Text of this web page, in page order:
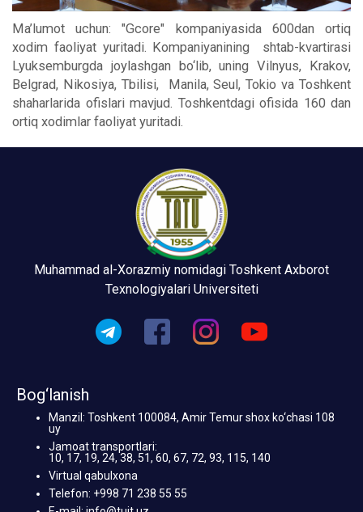
Ma’lumot uchun: "Gcore" kompaniyasida 600dan ortiq
xodim faoliyat yuritadi. Kompaniyanining shtab-kvartirasi
Lyuksemburgda joylashgan bo‘lib, uning Vilnyus, Krakov,
Belgrad, Nikosiya, Tbilisi, Manila, Seul, Tokio va Toshkent
shaharlarida ofislari mavjud. Toshkentdagi ofisida 160 dan
ortiq xodimlar faoliyat yuritadi.
Muhammad al-Xorazmiy nomidagi Toshkent Axborot
Texnologiyalari Universiteti
Bog‘lanish
Manzil: Toshkent 100084, Amir Temur shox ko‘chasi 108
uy
Jamoat transportlari:
10, 17, 19, 24, 38, 51, 60, 67, 72, 93, 115, 140
Virtual qabulxona
Telefon: +998 71 238 55 55